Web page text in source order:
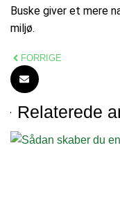
Buske giver et mere
miljø.
FORRIGE
Relaterede